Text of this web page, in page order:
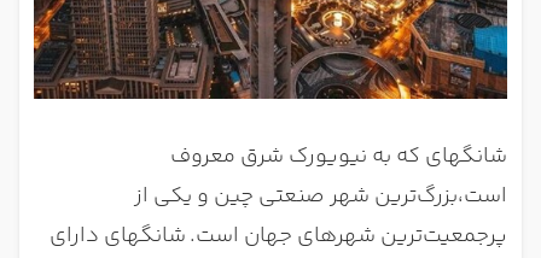
شانگهای که به نیویورک شرق معروف
است،بزرگ‌ترین شهر صنعتی چین و یکی از
پرجمعیت‌ترین شهرهای جهان است.شانگهای دارای